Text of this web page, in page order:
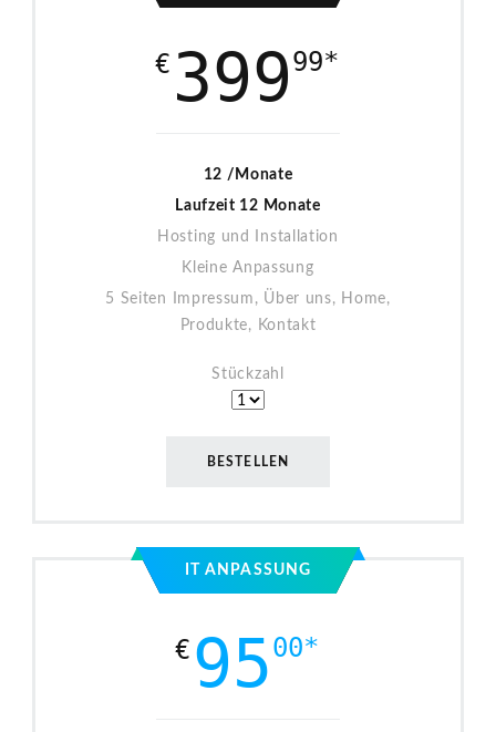
€ 39999*
12 /Monate
Laufzeit 12 Monate
Hosting und Installation
Kleine Anpassung
5 Seiten Impressum, Über uns, Home,
Produkte, Kontakt
Stückzahl
BESTELLEN
IT ANPASSUNG
€ 9500*